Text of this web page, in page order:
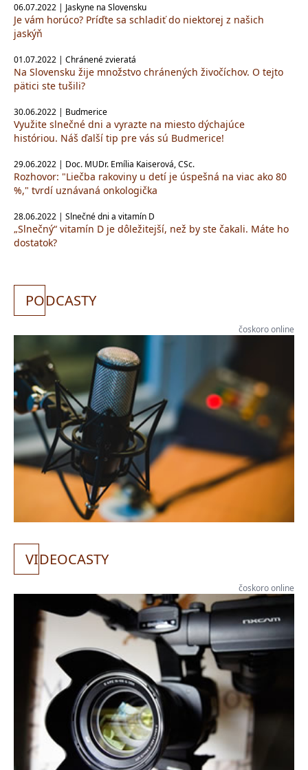
06.07.2022 | Jaskyne na Slovensku
Je vám horúco? Príďte sa schladiť do niektorej z našich
jaskýň
01.07.2022 | Chránené zvieratá
Na Slovensku žije množstvo chránených živočíchov. O tejto
pätici ste tušili?
30.06.2022 | Budmerice
Využite slnečné dni a vyrazte na miesto dýchajúce
históriou. Náš ďalší tip pre vás sú Budmerice!
29.06.2022 | Doc. MUDr. Emília Kaiserová, CSc.
Rozhovor: "Liečba rakoviny u detí je úspešná na viac ako 80
%," tvrdí uznávaná onkologička
28.06.2022 | Slnečné dni a vitamín D
„Slnečný“ vitamín D je dôležitejší, než by ste čakali. Máte ho
dostatok?
PODCASTY
čoskoro online
VIDEOCASTY
čoskoro online